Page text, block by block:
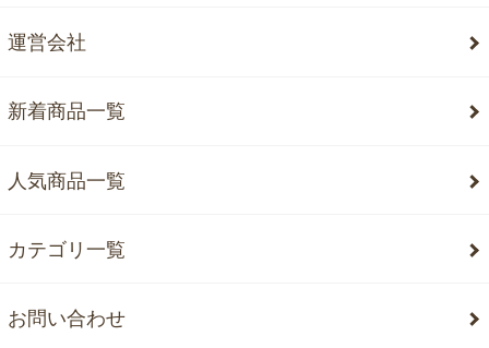
運営会社
新着商品一覧
人気商品一覧
カテゴリ一覧
お問い合わせ